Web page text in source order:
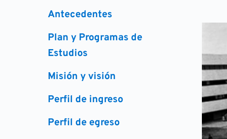
Antecedentes
Plan y Programas de
Estudios
Misión y visión
Perfil de ingreso
Perfil de egreso